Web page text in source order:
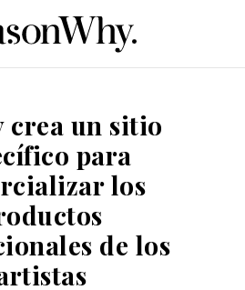
crea un sitio
para
los
de los